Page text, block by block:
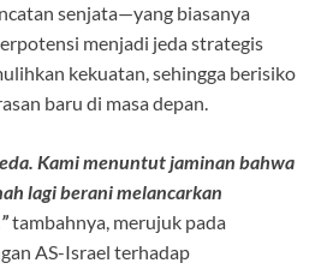
senjata—yang biasanya
menjadi jeda strategis
kekuatan, sehingga berisiko
baru di masa depan.
Kami menuntut jaminan bahwa
lagi berani melancarkan
tambahnya, merujuk pada
AS-Israel terhadap